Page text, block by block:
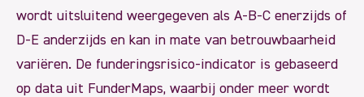
wordt uitsluitend weergegeven als A-B-C enerzijds of
D-E anderzijds en kan in mate van betrouwbaarheid
variëren. De funderingsrisico-indicator is gebaseerd
op data uit FunderMaps, waarbij onder meer wordt